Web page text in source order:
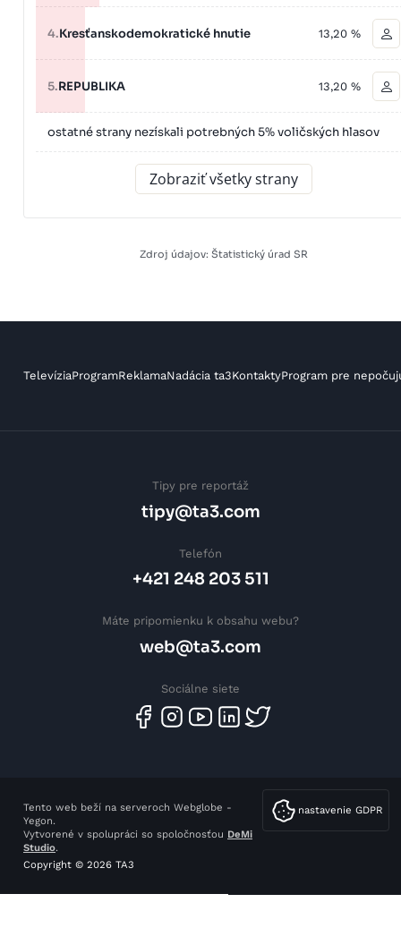
4.Kresťanskodemokratické hnutie 13,20 %
5.REPUBLIKA 13,20 %
ostatné strany nezískali potrebných 5% voličských hlasov
Zobraziť všetky strany
Zdroj údajov: Štatistický úrad SR
TelevíziaProgramReklamaNadácia ta3KontaktyProgram pre
Tipy pre reportáž
tipy@ta3.com
Telefón
+421 248 203 511
Máte pripomienku k obsahu webu?
web@ta3.com
Sociálne siete
nastavenie GDPR
Tento web beží na serveroch Webglobe -
Yegon.
Vytvorené v spolupráci so spoločnosťou DeMi
Studio.
Copyright © 2026 TA3